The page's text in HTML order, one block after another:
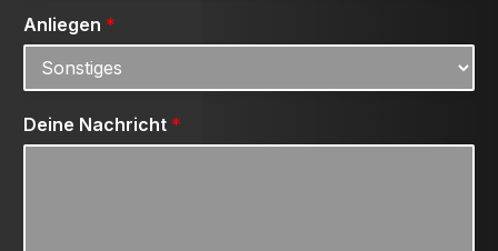
Anliegen *
Deine Nachricht *